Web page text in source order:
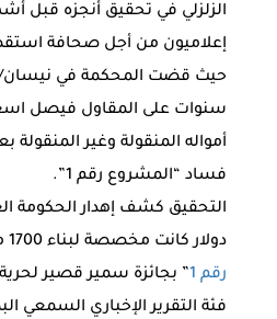
الزلزلي في تحقيق أنجزه قبل
إعلاميون من أجل صحافة
حيث قضت المحكمة في
سنوات على المقاول فيصل
أمواله المنقولة وغير المنقولة
فساد “المشروع رقم 1”.
دولار كانت مخصصة لبناء 1700 مدرسة. فاز “
رقم 1
فئة التقرير الإخباري السمعي